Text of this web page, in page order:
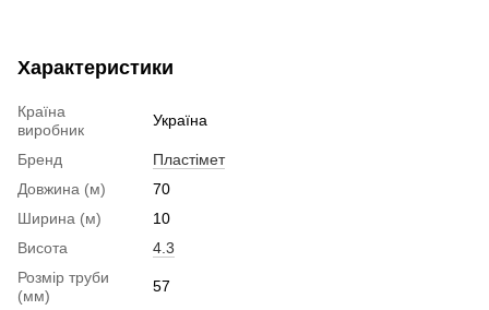
Характеристики
Країна
виробник
Україна
Бренд
Пластімет
Довжина (м)
70
Ширина (м)
10
Висота
4.3
Розмір труби
(мм)
57